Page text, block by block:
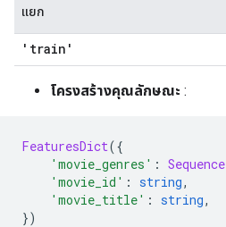
แยก
'train'
โครงสร้างคุณลักษณะ :
FeaturesDict({
'movie_genres' : Sequence
'movie_id' : string,
'movie_title' : string,
})